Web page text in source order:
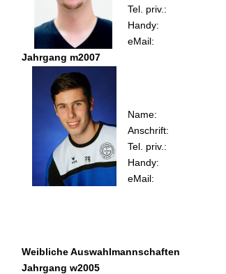
Tel. priv.:
Handy:
eMail:
Jahrgang m2007
Name:
Anschrift:
Tel. priv.:
Handy:
eMail:
Weibliche Auswahlmannschaften
Jahrgang w2005